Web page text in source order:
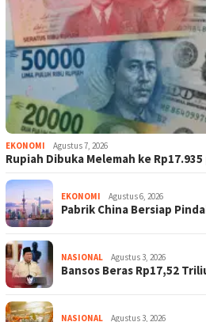
EKONOMI Agustus 7, 2026
Rupiah Dibuka Melemah ke
EKONOMI Agustus 6, 2026
Pabrik China Bersiap
NASIONAL Agustus 3, 2026
Bansos Beras Rp17,52
NASIONAL Agustus 3, 2026